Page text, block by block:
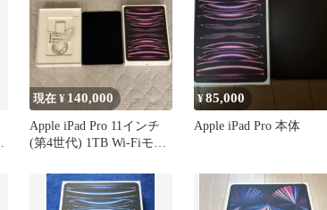
現在 ¥ 140,000
Apple iPad Pro 11インチ
(第4世代) 1TB Wi-Fiモデ
¥85,000
Apple iPad Pro 本体